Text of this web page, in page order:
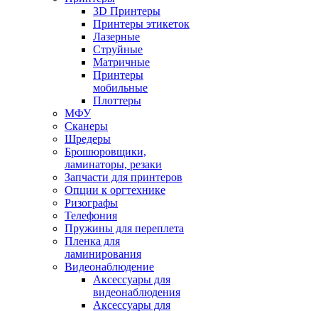
3D Принтеры
Принтеры этикеток
Лазерные
Струйные
Матричные
Принтеры
мобильные
Плоттеры
МФУ
Сканеры
Шредеры
Брошюровщики,
ламинаторы, резаки
Запчасти для принтеров
Опции к оргтехнике
Ризографы
Телефония
Пружины для переплета
Пленка для
ламинирования
Видеонаблюдение
Аксессуары для
видеонаблюдения
Аксессуары для